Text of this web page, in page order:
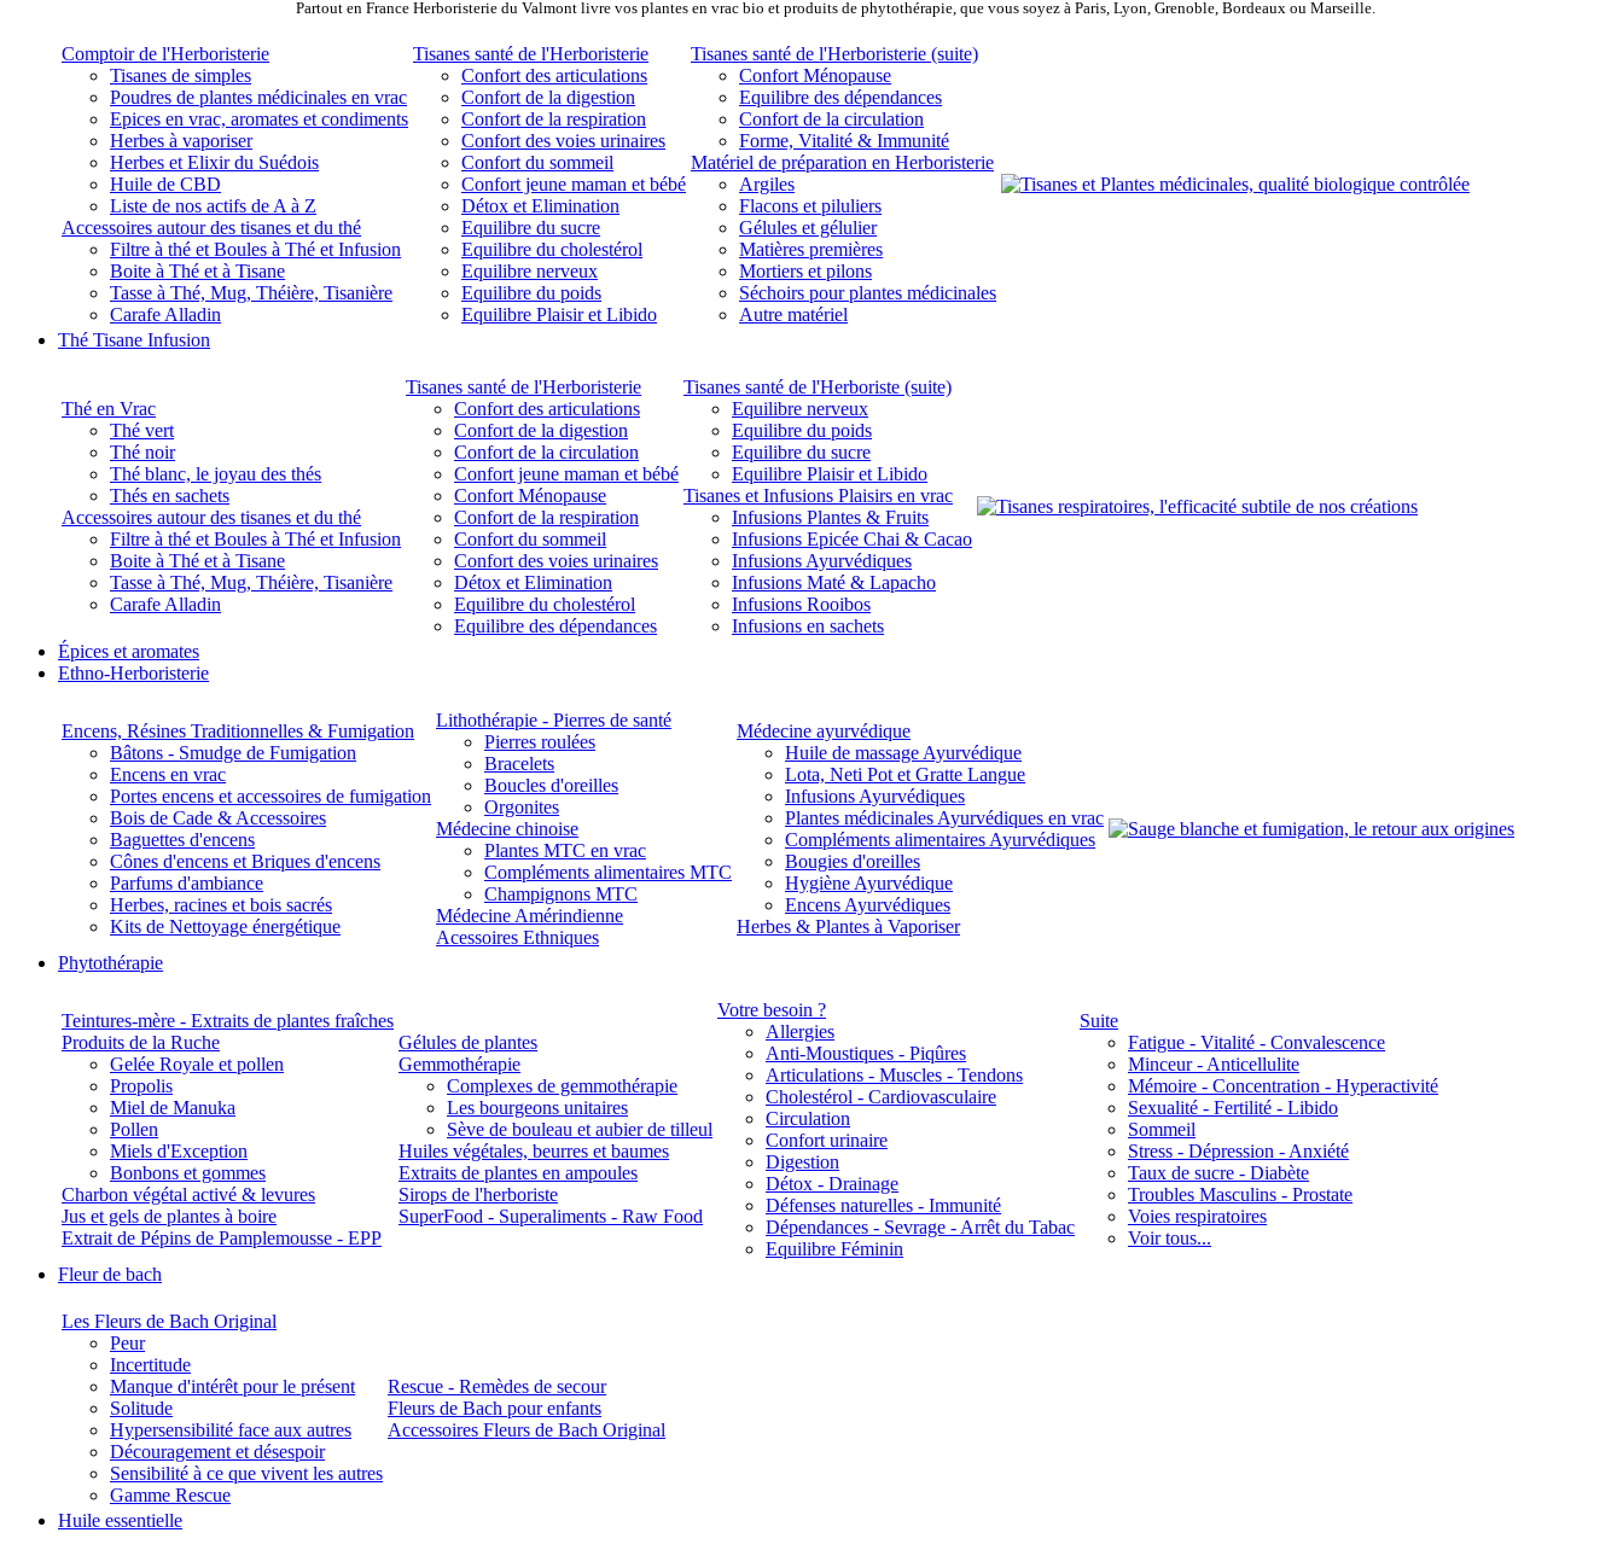
Partout en France Herboristerie du Valmont livre vos plantes en vrac bio et produits de phytothérapie, que vous soyez à Paris, Lyon, Grenoble, Bordeaux ou Marseille.
Comptoir de l'Herboristerie
Tisanes de simples
Poudres de plantes médicinales en vrac
Epices en vrac, aromates et condiments
Herbes à vaporiser
Herbes et Elixir du Suédois
Huile de CBD
Liste de nos actifs de A à Z
Accessoires autour des tisanes et du thé
Filtre à thé et Boules à Thé et Infusion
Boite à Thé et à Tisane
Tasse à Thé, Mug, Théière, Tisanière
Carafe Alladin
Tisanes santé de l'Herboristerie
Confort des articulations
Confort de la digestion
Confort de la respiration
Confort des voies urinaires
Confort du sommeil
Confort jeune maman et bébé
Détox et Elimination
Equilibre du sucre
Equilibre du cholestérol
Equilibre nerveux
Equilibre du poids
Equilibre Plaisir et Libido
Tisanes santé de l'Herboristerie (suite)
Confort Ménopause
Equilibre des dépendances
Confort de la circulation
Forme, Vitalité & Immunité
Matériel de préparation en Herboristerie
Argiles
Flacons et piluliers
Gélules et gélulier
Matières premières
Mortiers et pilons
Séchoirs pour plantes médicinales
Autre matériel
Thé Tisane Infusion
Thé en Vrac
Thé vert
Thé noir
Thé blanc, le joyau des thés
Thés en sachets
Accessoires autour des tisanes et du thé
Filtre à thé et Boules à Thé et Infusion
Boite à Thé et à Tisane
Tasse à Thé, Mug, Théière, Tisanière
Carafe Alladin
Tisanes santé de l'Herboristerie
Confort des articulations
Confort de la digestion
Confort de la circulation
Confort jeune maman et bébé
Confort Ménopause
Confort de la respiration
Confort du sommeil
Confort des voies urinaires
Détox et Elimination
Equilibre du cholestérol
Equilibre des dépendances
Tisanes santé de l'Herboriste (suite)
Equilibre nerveux
Equilibre du poids
Equilibre du sucre
Equilibre Plaisir et Libido
Tisanes et Infusions Plaisirs en vrac
Infusions Plantes & Fruits
Infusions Epicée Chai & Cacao
Infusions Ayurvédiques
Infusions Maté & Lapacho
Infusions Rooibos
Infusions en sachets
Épices et aromates
Ethno-Herboristerie
Encens, Résines Traditionnelles & Fumigation
Bâtons - Smudge de Fumigation
Encens en vrac
Portes encens et accessoires de fumigation
Bois de Cade & Accessoires
Baguettes d'encens
Cônes d'encens et Briques d'encens
Parfums d'ambiance
Herbes, racines et bois sacrés
Kits de Nettoyage énergétique
Lithothérapie - Pierres de santé
Pierres roulées
Bracelets
Boucles d'oreilles
Orgonites
Médecine chinoise
Plantes MTC en vrac
Compléments alimentaires MTC
Champignons MTC
Médecine Amérindienne
Acessoires Ethniques
Médecine ayurvédique
Huile de massage Ayurvédique
Lota, Neti Pot et Gratte Langue
Infusions Ayurvédiques
Plantes médicinales Ayurvédiques en vrac
Compléments alimentaires Ayurvédiques
Bougies d'oreilles
Hygiène Ayurvédique
Encens Ayurvédiques
Herbes & Plantes à Vaporiser
Phytothérapie
Teintures-mère - Extraits de plantes fraîches
Produits de la Ruche
Gelée Royale et pollen
Propolis
Miel de Manuka
Pollen
Miels d'Exception
Bonbons et gommes
Charbon végétal activé & levures
Jus et gels de plantes à boire
Extrait de Pépins de Pamplemousse - EPP
Gélules de plantes
Gemmothérapie
Complexes de gemmothérapie
Les bourgeons unitaires
Sève de bouleau et aubier de tilleul
Huiles végétales, beurres et baumes
Extraits de plantes en ampoules
Sirops de l'herboriste
SuperFood - Superaliments - Raw Food
Votre besoin ?
Allergies
Anti-Moustiques - Piqûres
Articulations - Muscles - Tendons
Cholestérol - Cardiovasculaire
Circulation
Confort urinaire
Digestion
Détox - Drainage
Défenses naturelles - Immunité
Dépendances - Sevrage - Arrêt du Tabac
Equilibre Féminin
Suite
Fatigue - Vitalité - Convalescence
Minceur - Anticellulite
Mémoire - Concentration - Hyperactivité
Sexualité - Fertilité - Libido
Sommeil
Stress - Dépression - Anxiété
Taux de sucre - Diabète
Troubles Masculins - Prostate
Voies respiratoires
Voir tous...
Fleur de bach
Les Fleurs de Bach Original
Peur
Incertitude
Manque d'intérêt pour le présent
Solitude
Hypersensibilité face aux autres
Découragement et désespoir
Sensibilité à ce que vivent les autres
Gamme Rescue
Rescue - Remèdes de secour
Fleurs de Bach pour enfants
Accessoires Fleurs de Bach Original
Huile essentielle